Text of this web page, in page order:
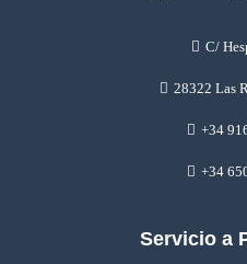
C/
28322 Las
+34
+34
Servicio a